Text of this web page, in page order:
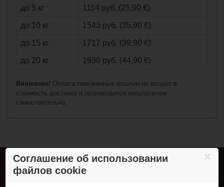
Legacy Pro 100 -
до 5 кг 1114 руб. (25,90 €)
до 10 кг 1543 руб. (35,90 €)
до 15 кг 1717 руб. (39,90 €)
до 20 кг 1930 руб. (44,90 €)
Внимание! Оплата таможенных пошлин не входит в
стоимость доставки и производится покупателем
самостоятельно.
Соглашение об использовании
файлов cookie
Хоккей с шайбой